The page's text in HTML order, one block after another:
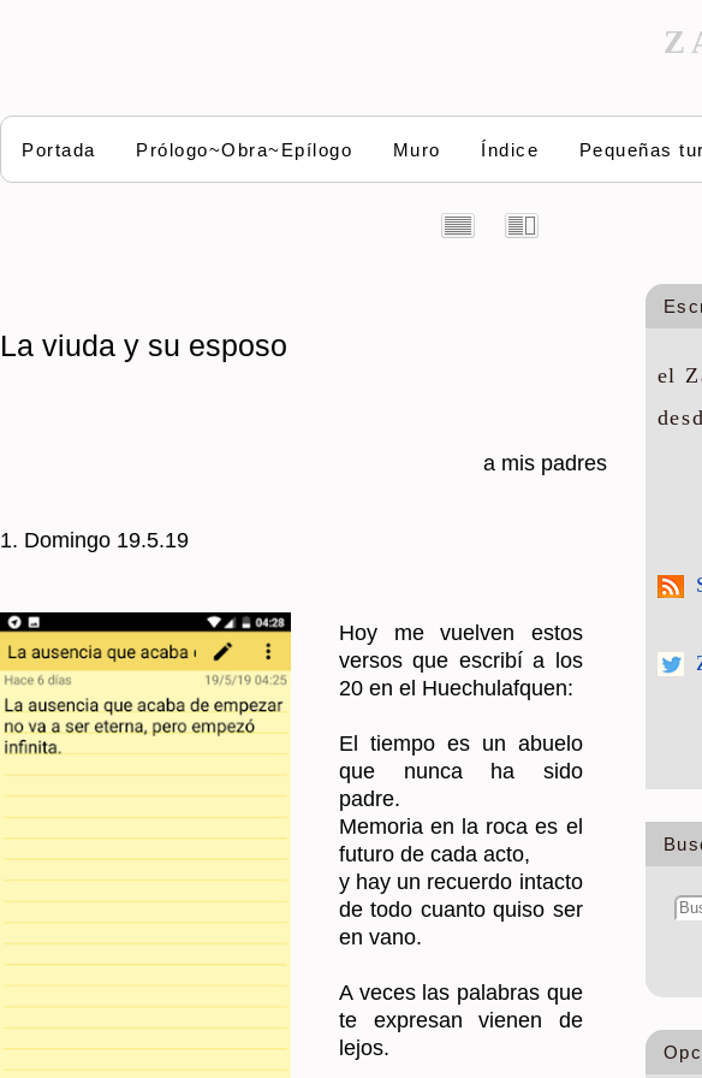
Portada Prólogo~Obra~Epílogo Muro Índice Pequeñas
La viuda y su esposo
a mis pa­dres
1. Do­min­go 19.5.19
Hoy me vuel­ven estos
ver­sos que es­cri­bí a los
20 en el Hue­chu­laf­quen:
El tiem­po es un abue­lo
que nunca ha sido
padre.
Me­mo­ria en la roca es el
fu­tu­ro de cada acto,
y hay un re­cuer­do in­tac­to
de todo cuan­to quiso ser
en vano.
A veces las pa­la­bras que
te ex­pre­san vie­nen de
lejos.
el